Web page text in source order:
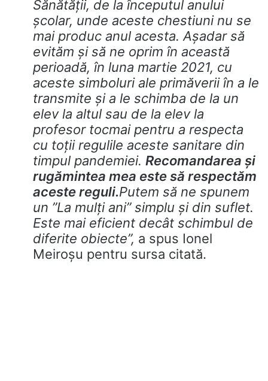
Sănătății, de la începutul anului
școlar, unde aceste chestiuni nu se
mai produc anul acesta. Așadar să
evităm și să ne oprim în această
perioadă, în luna martie 2021, cu
aceste simboluri ale primăverii în a le
transmite și a le schimba de la un
elev la altul sau de la elev la
profesor tocmai pentru a respecta
cu toții regulile aceste sanitare din
timpul pandemiei. Recomandarea și
rugămintea mea este să respectăm
aceste reguli.Putem să ne spunem
un ”La mulți ani” simplu și din suflet.
Este mai eficient decât schimbul de
diferite obiecte”, a spus Ionel
Meiroșu pentru sursa citată.